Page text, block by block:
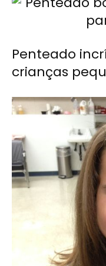
Penteado
crianças